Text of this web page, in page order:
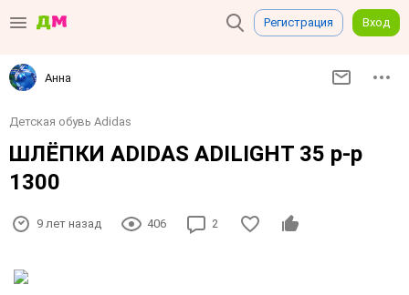
Регистрация Вход
Анна
Детская обувь Adidas
ШЛЁПКИ ADIDAS ADILIGHT 35 p-p
1300
9 лет назад 406 2